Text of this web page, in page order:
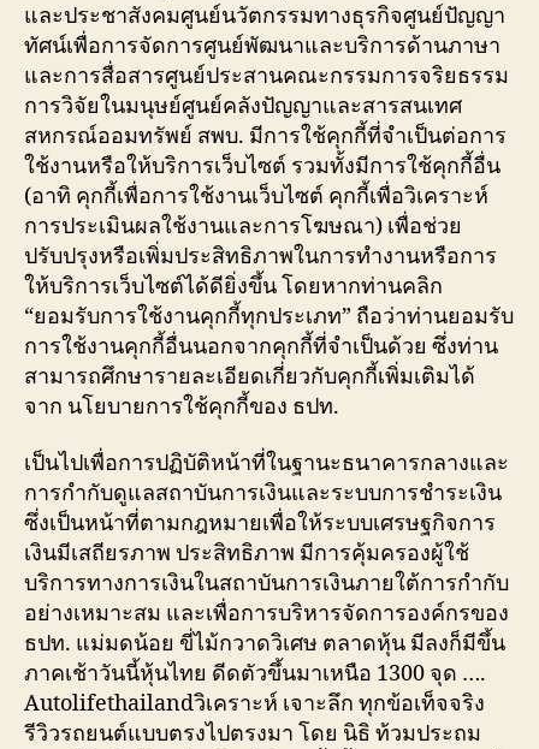
และประชาสังคมศูนย์นวัตกรรมทางธุรกิจศูนย์ปัญญา
ทัศน์เพื่อการจัดการศูนย์พัฒนาและบริการด้านภาษา
และการสื่อสารศูนย์ประสานคณะกรรมการจริยธรรม
การวิจัยในมนุษย์ศูนย์คลังปัญญาและสารสนเทศ
สหกรณ์ออมทรัพย์ สพบ. มีการใช้คุกกี้ที่จำเป็นต่อการ
ใช้งานหรือให้บริการเว็บไซต์ รวมทั้งมีการใช้คุกกี้อื่น
(อาทิ คุกกี้เพื่อการใช้งานเว็บไซต์ คุกกี้เพื่อวิเคราะห์
การประเมินผลใช้งานและการโฆษณา) เพื่อช่วย
ปรับปรุงหรือเพิ่มประสิทธิภาพในการทำงานหรือการ
ให้บริการเว็บไซต์ได้ดียิ่งขึ้น โดยหากท่านคลิก
“ยอมรับการใช้งานคุกกี้ทุกประเภท” ถือว่าท่านยอมรับ
การใช้งานคุกกี้อื่นนอกจากคุกกี้ที่จำเป็นด้วย ซึ่งท่าน
สามารถศึกษารายละเอียดเกี่ยวกับคุกกี้เพิ่มเติมได้
จาก นโยบายการใช้คุกกี้ของ ธปท.
เป็นไปเพื่อการปฏิบัติหน้าที่ในฐานะธนาคารกลางและ
การกำกับดูแลสถาบันการเงินและระบบการชำระเงิน
ซึ่งเป็นหน้าที่ตามกฎหมายเพื่อให้ระบบเศรษฐกิจการ
เงินมีเสถียรภาพ ประสิทธิภาพ มีการคุ้มครองผู้ใช้
บริการทางการเงินในสถาบันการเงินภายใต้การกำกับ
อย่างเหมาะสม และเพื่อการบริหารจัดการองค์กรของ
ธปท. แม่มดน้อย ขี่ไม้กวาดวิเศษ ตลาดหุ้น มีลงก็มีขึ้น
ภาคเช้าวันนี้หุ้นไทย ดีดตัวขึ้นมาเหนือ 1300 จุด ….
Autolifethailandวิเคราะห์ เจาะลึก ทุกข้อเท็จจริง
รีวิวรถยนต์แบบตรงไปตรงมา โดย นิธิ ท้วมประถม